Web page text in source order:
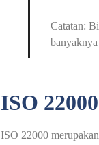
Catatan:
ISO 22000
ISO 22000